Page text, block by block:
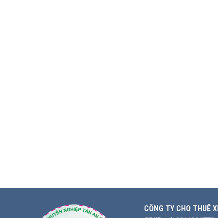
CÔNG TY CHO THUÊ